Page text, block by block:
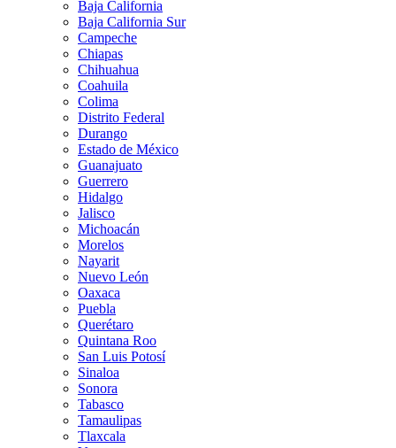
Baja California
Baja California Sur
Campeche
Chiapas
Chihuahua
Coahuila
Colima
Distrito Federal
Durango
Estado de México
Guanajuato
Guerrero
Hidalgo
Jalisco
Michoacán
Morelos
Nayarit
Nuevo León
Oaxaca
Puebla
Querétaro
Quintana Roo
San Luis Potosí
Sinaloa
Sonora
Tabasco
Tamaulipas
Tlaxcala